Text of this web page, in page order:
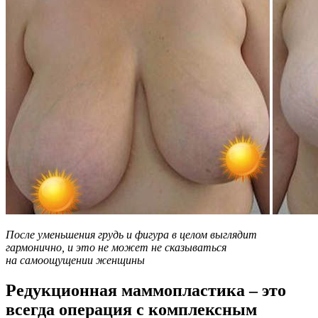
После уменьшения грудь и фигура в целом выглядит
гармонично, и это не может не сказываться
на самоощущении женщины
Редукционная маммопластика – это
всегда операция с комплексным